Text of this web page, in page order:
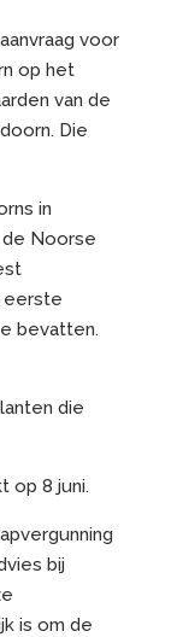
voor
op het
van de
Die
in
Noorse
eerste
bevatten.
die
op 8 juni.
bij
is om de